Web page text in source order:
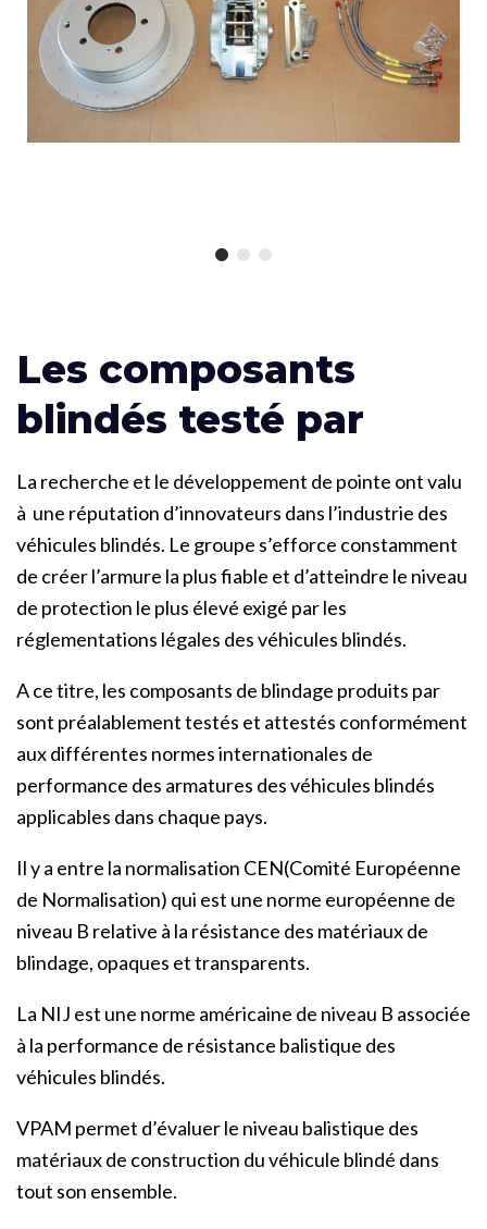
Les composants
blindés testé par
La recherche et le développement de pointe ont valu
à une réputation d’innovateurs dans l’industrie des
véhicules blindés. Le groupe s’efforce constamment
de créer l’armure la plus fiable et d’atteindre le niveau
de protection le plus élevé exigé par les
réglementations légales des véhicules blindés.
A ce titre, les composants de blindage produits par
sont préalablement testés et attestés conformément
aux différentes normes internationales de
performance des armatures des véhicules blindés
applicables dans chaque pays.
Il y a entre la normalisation CEN(Comité Européenne
de Normalisation) qui est une norme européenne de
niveau B relative à la résistance des matériaux de
blindage, opaques et transparents.
La NIJ est une norme américaine de niveau B associée
à la performance de résistance balistique des
véhicules blindés.
VPAM permet d’évaluer le niveau balistique des
matériaux de construction du véhicule blindé dans
tout son ensemble.